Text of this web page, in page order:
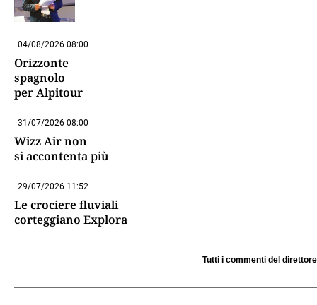
04/08/2026 08:00
Orizzonte
spagnolo
per Alpitour
31/07/2026 08:00
Wizz Air non
si accontenta più
29/07/2026 11:52
Le crociere fluviali
corteggiano Explora
Tutti i commenti del direttore